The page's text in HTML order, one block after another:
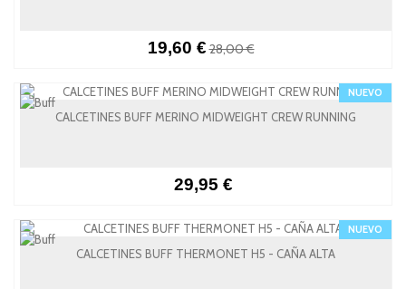
19,60 €28,00 €
CALCETINES BUFF MERINO MIDWEIGHT CREW RUNNING
NUEVO
29,95 €
CALCETINES BUFF THERMONET H5 - CAÑA ALTA
NUEVO